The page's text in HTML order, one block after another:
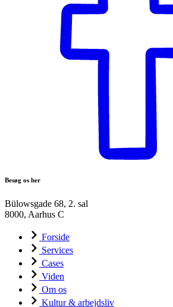
Besøg os her
Bülowsgade 68, 2. sal
8000, Aarhus C
Forside
Services
Cases
Viden
Om os
Kultur & arbejdsliv